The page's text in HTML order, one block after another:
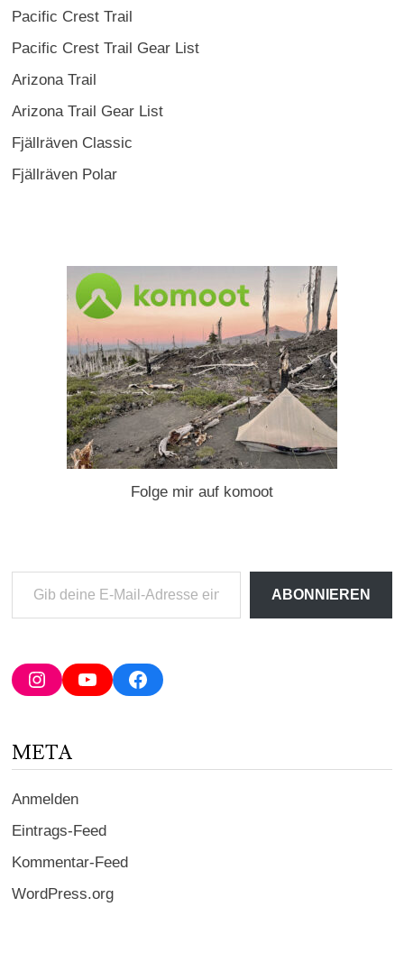
Pacific Crest Trail
Pacific Crest Trail Gear List
Arizona Trail
Arizona Trail Gear List
Fjällräven Classic
Fjällräven Polar
Folge mir auf komoot
deine
Adresse
ein ...
ABONNIEREN
InstagramYouTubeFacebook
META
Anmelden
Eintrags-Feed
Kommentar-Feed
WordPress.org